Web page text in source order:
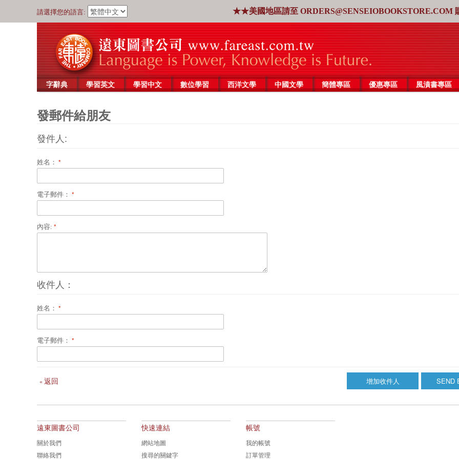
請選擇您的語言: ★★美國地區請至 ORDERS@SENSEIOBOOKSTORE.COM
字辭典 學習英文 學習中文 數位學習 西洋文學 中國文學 簡體專區 優惠專區 風漬書專區
發郵件給朋友
發件人:
姓名：
電子郵件：
內容:
收件人：
姓名：
電子郵件：
« 返回 SEND
增加收件人
遠東圖書公司
關於我們
聯絡我們
快速連結
網站地圖
搜尋的關鍵字
帳號
我的帳號
訂單管理